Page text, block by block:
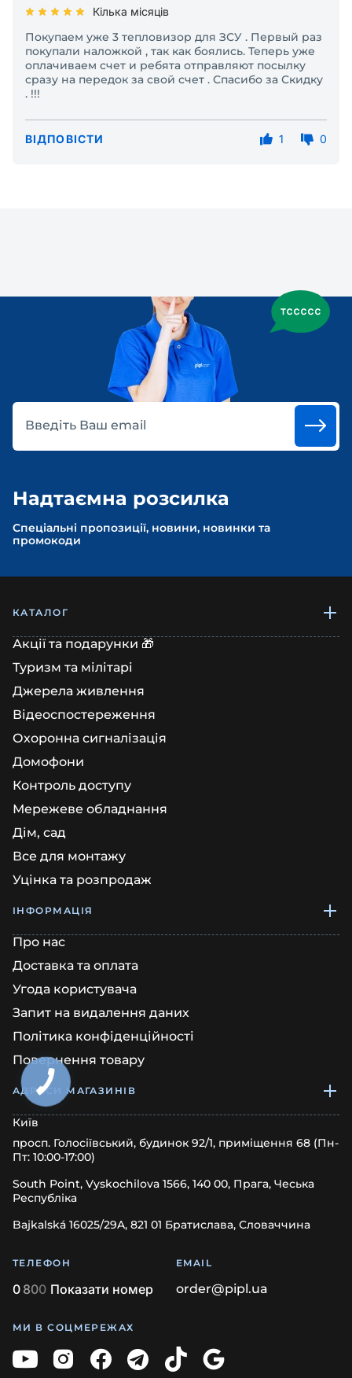
Кілька місяців
Покупаем уже 3 тепловизор для ЗСУ . Первый раз
покупали наложкой , так как боялись. Теперь уже
оплачиваем счет и ребята отправляют посылку
сразу на передок за свой счет . Спасибо за Скидку
. !!!
ВІДПОВІСТИ 1 0
Введіть Ваш email
Надтаємна розсилка
Спеціальні пропозиції, новини, новинки та
промокоди
КАТАЛОГ
Акції та подарунки 🎁
Туризм та мілітарі
Джерела живлення
Відеоспостереження
Охоронна сигналізація
Домофони
Контроль доступу
Мережеве обладнання
Дім, сад
Все для монтажу
Уцінка та розпродаж
ІНФОРМАЦІЯ
Про нас
Доставка та оплата
Угода користувача
Запит на видалення даних
Політика конфіденційності
Повернення товару
АДРЕСИ МАГАЗИНІВ
Київ
просп. Голосіївський, будинок 92/1, приміщення 68 (Пн-
Пт: 10:00-17:00)
South Point, Vyskochilova 1566, 140 00, Прага, Чеська
Республіка
Bajkalská 16025/29A, 821 01 Братислава, Словаччина
ТЕЛЕФОН
0 800 Показати номер
EMAIL
order@pipl.ua
МИ В СОЦМЕРЕЖАХ
КНОПКА
ЗВ'ЯЗКУ